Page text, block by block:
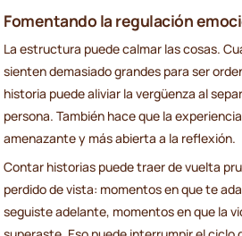
Fomentando la regulación
La estructura puede calmar las cosas.
sienten demasiado grandes para ser
historia puede aliviar la vergüenza al
persona. También hace que la
amenazante y más abierta a la reflexión.
Contar historias puede traer de vuelta
perdido de vista: momentos en que te
seguiste adelante, momentos en que la